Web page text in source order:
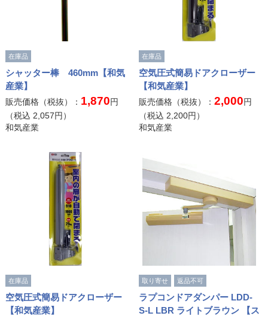
在庫品
シャッター棒 460mm【和気
産業】
販売価格（税抜）： 1,870円
（税込 2,057円）
和気産業
在庫品
空気圧式簡易ドアクローザー
【和気産業】
販売価格（税抜）：2,000円
（税込 2,200円）
和気産業
在庫品
空気圧式簡易ドアクローザー
【和気産業】
取り寄せ 返品不可
ラプコンドアダンパー LDD-
S-L LBR ライトブラウン 【ス